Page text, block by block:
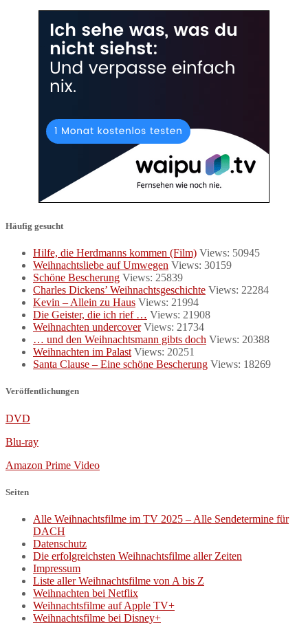
Häufig gesucht
Hilfe, die Herdmanns kommen (Film) Views: 50945
Weihnachtsliebe auf Umwegen Views: 30159
Schöne Bescherung Views: 25839
Charles Dickens’ Weihnachtsgeschichte Views: 22284
Kevin – Allein zu Haus Views: 21994
Die Geister, die ich rief … Views: 21908
Weihnachten undercover Views: 21734
… und den Weihnachtsmann gibts doch Views: 20388
Weihnachten im Palast Views: 20251
Santa Clause – Eine schöne Bescherung Views: 18269
Veröffentlichungen
DVD
Blu-ray
Amazon Prime Video
Seiten
Alle Weihnachtsfilme im TV 2025 – Alle Sendetermine für
DACH
Datenschutz
Die erfolgreichsten Weihnachtsfilme aller Zeiten
Impressum
Liste aller Weihnachtsfilme von A bis Z
Weihnachten bei Netflix
Weihnachtsfilme auf Apple TV+
Weihnachtsfilme bei Disney+